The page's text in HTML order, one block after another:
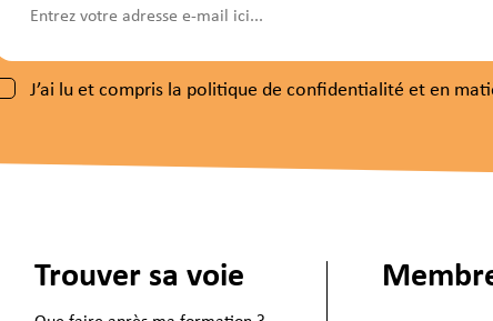
J’ai lu et compris la politique de confidentialité et en
Trouver sa voie